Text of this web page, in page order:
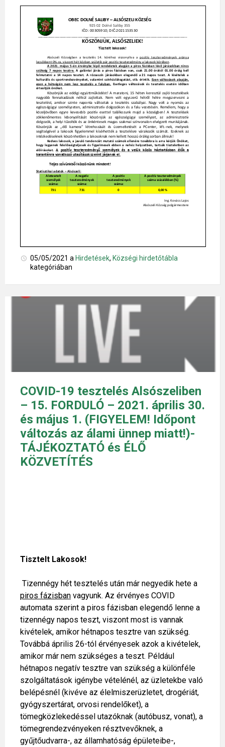
05/05/2021 a Hirdetések, Községi hirdetőtábla
kategóriában
COVID-19 tesztelés Alsószeliben
– 15. FORDULÓ – 2021. április 30.
és május 1. (FIGYELEM! Időpont
változás az álami ünnep miatt!)-
TÁJÉKOZTATÓ és ÉLŐ
KÖZVETÍTÉS
Tisztelt Lakosok!
Tizennégy hét tesztelés után már negyedik hete a
piros fázisban vagyunk. Az érvényes COVID
automata szerint a piros fázisban elegendő lenne a
tizennégy napos teszt, viszont most is vannak
kivételek, amikor hétnapos tesztre van szükség.
Továbbá április 26-tól érvényesek azok a kivételek,
amikor már nem szükséges a teszt. Például
hétnapos negatív tesztre van szükség a különféle
szolgáltatások igénybe vételénél, az üzletekbe való
belépésnél (kivéve az élelmiszerüzletet, drogériát,
gyógyszertárat, orvosi rendelőket), a
tömegközlekedéssel utazóknak (autóbusz, vonat), a
tömegrendezvényeken résztvevőknek, a
gyűjtőudvarra-, az államhatóság épületeibe-,